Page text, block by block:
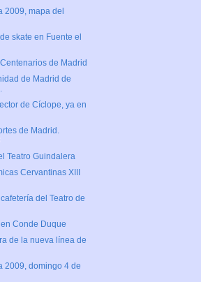
2009, mapa del
skate en Fuente el
de Madrid
de Madrid de
de Cíclope, ya en
de Madrid.
Teatro Guindalera
Cervantinas XIII
del Teatro de
Conde Duque
de la nueva línea de
2009, domingo 4 de